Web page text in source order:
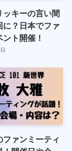
ッキーの言い間
に？日本でファ
ト開催！
ファンミーティ